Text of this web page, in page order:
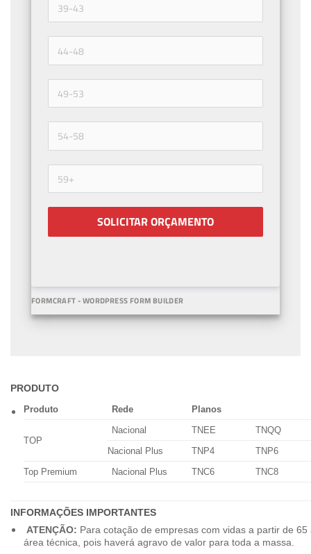
SOLICITAR ORÇAMENTO
FORMCRAFT - WORDPRESS FORM BUILDER
PRODUTO
Produto Rede Planos
TOP
Nacional TNEE
TNQQ
Nacional Plus
TNP4
TNP6
Top Premium
Nacional Plus TNC6 TNC8
INFORMAÇÕES IMPORTANTES
ATENÇÃO: Para cotação de empresas com vidas a partir de
área técnica, pois haverá agravo de valor para toda a massa.